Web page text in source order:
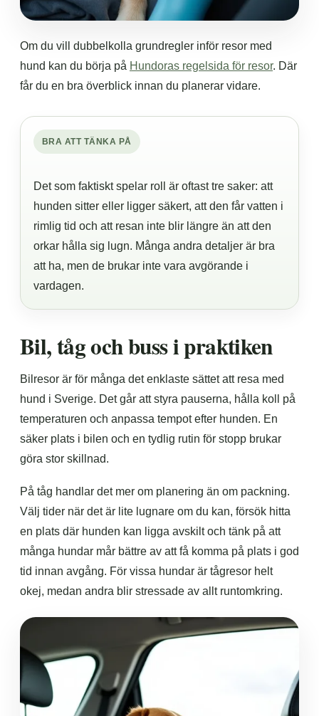
Om du vill dubbelkolla grundregler inför resor med
hund kan du börja på Hundoras regelsida för resor. Där
får du en bra överblick innan du planerar vidare.
BRA ATT TÄNKA PÅ
Det som faktiskt spelar roll är oftast tre saker: att
hunden sitter eller ligger säkert, att den får vatten i
rimlig tid och att resan inte blir längre än att den
orkar hålla sig lugn. Många andra detaljer är bra
att ha, men de brukar inte vara avgörande i
vardagen.
Bil, tåg och buss i praktiken
Bilresor är för många det enklaste sättet att resa med
hund i Sverige. Det går att styra pauserna, hålla koll på
temperaturen och anpassa tempot efter hunden. En
säker plats i bilen och en tydlig rutin för stopp brukar
göra stor skillnad.
På tåg handlar det mer om planering än om packning.
Välj tider när det är lite lugnare om du kan, försök hitta
en plats där hunden kan ligga avskilt och tänk på att
många hundar mår bättre av att få komma på plats i god
tid innan avgång. För vissa hundar är tågresor helt
okej, medan andra blir stressade av allt runtomkring.